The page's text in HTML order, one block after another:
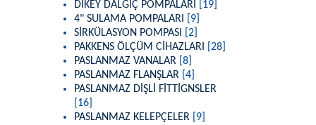
DİKEY DALGIÇ POMPALARI
[19]
4" SULAMA POMPALARI
[9]
SİRKÜLASYON POMPASI
[2]
PAKKENS ÖLÇÜM CİHAZLARI
[28]
PASLANMAZ VANALAR [8]
PASLANMAZ FLANŞLAR [4]
PASLANMAZ DİŞLİ FİTTİGNSLER
[16]
PASLANMAZ KELEPÇELER
[9]